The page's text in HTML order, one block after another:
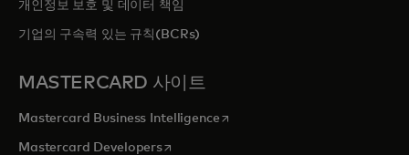
개인정보 보호 및 데이터 책임
기업의 구속력 있는 규칙(BCRs)
MASTERCARD 사이트
Mastercard Business Intelligence새 탭에서 열림
Mastercard Developers새 탭에서 열림